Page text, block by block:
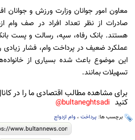
معاون امور جوانان وزارت ورزش و جوانان
صادرات از نظر تعداد افراد در صف وام
هستند. بانک رفاه، سپه، رسالت و پست
عملکرد ضعیف در پرداخت وام، فشار زیادی
این موضوع باعث شده بسیاری از
تسهیلات بمانند.
برای مشاهده مطالب اقتصادی ما را در
کنید bultaneghtsadi@
برچسب ها: پرداخت ، وام ازدواج